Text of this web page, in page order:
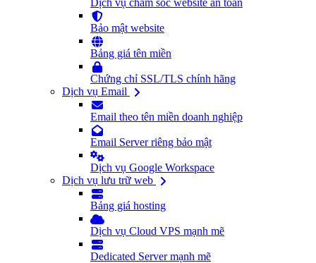
Dịch vụ chăm sóc website an toàn
Bảo mật website
Bảng giá tên miền
Chứng chỉ SSL/TLS chính hãng
Dịch vụ Email
Email theo tên miền doanh nghiệp
Email Server riêng bảo mật
Dịch vụ Google Workspace
Dịch vụ lưu trữ web
Bảng giá hosting
Dịch vụ Cloud VPS mạnh mẽ
Dedicated Server mạnh mẽ